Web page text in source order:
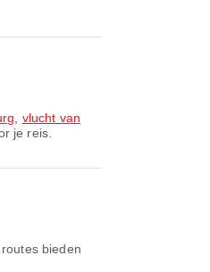
vlucht van
je reis.
bieden